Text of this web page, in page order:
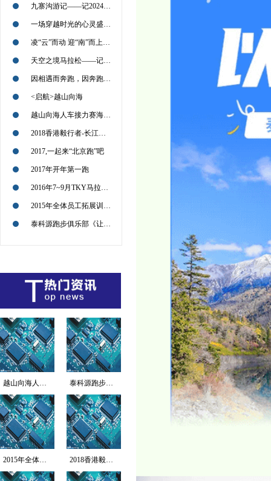
九寨沟游记——记2024年09月09日
一场穿越时光的心灵盛宴——记2024年09月09日
凌“云”而动 迎“南”而上——2024年08月30日
天空之境马拉松——记2024年7月21日
因相遇而奔跑，因奔跑而相遇——2022北京喇叭沟越野挑战赛回顾
<启航>越山向海
越山向海人车接力赛海南赛的小伙伴们，加油
2018香港毅行者-长江冲锋对
2017,一起来“北京跑”吧
2017年开年第一跑
2016年7~9月TKY马拉松征战路径图
2015年全体员工拓展训练活动回顾
泰科源跑步俱乐部《让我们共同感受企业文化的传递和极限运动的魅力》
越山向海人车接力赛海... 泰科源跑步俱乐部《让...
2015年全体员工拓... 2018香港毅行者-...